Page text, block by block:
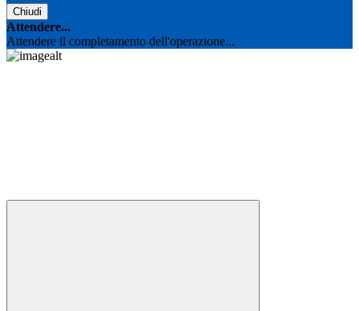
Chiudi
Attendere...
Attendere il completamento dell'operazione...